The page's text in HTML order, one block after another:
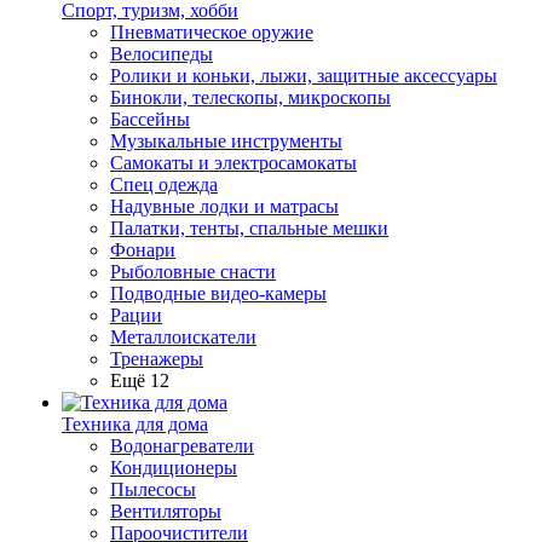
Спорт, туризм, хобби
Пневматическое оружие
Велосипеды
Ролики и коньки, лыжи, защитные аксессуары
Бинокли, телескопы, микроскопы
Бассейны
Музыкальные инструменты
Самокаты и электросамокаты
Спец одежда
Надувные лодки и матрасы
Палатки, тенты, спальные мешки
Фонари
Рыболовные снасти
Подводные видео-камеры
Рации
Металлоискатели
Тренажеры
Ещё 12
Техника для дома
Водонагреватели
Кондиционеры
Пылесосы
Вентиляторы
Пароочистители